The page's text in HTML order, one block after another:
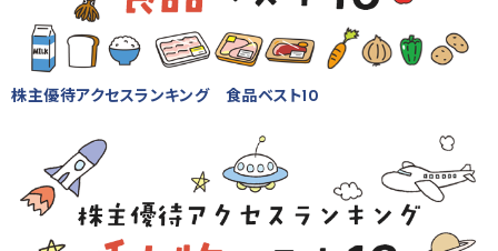
株主優待アクセスランキング 食品ベスト10